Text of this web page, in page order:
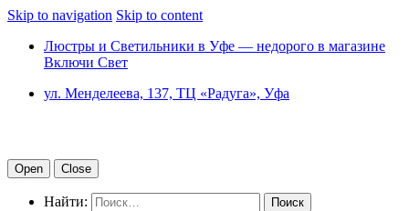
Skip to navigation Skip to content
Люстры и Светильники в Уфе — недорого в магазине
Включи Свет
ул. Менделеева, 137, ТЦ «Радуга», Уфа
Open Close
Найти: